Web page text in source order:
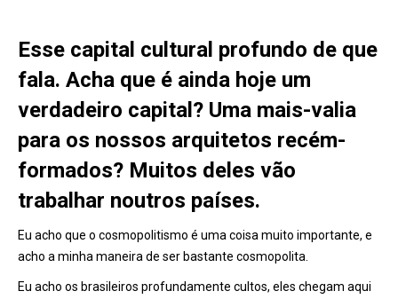
Esse capital cultural profundo de que
fala. Acha que é ainda hoje um
verdadeiro capital? Uma mais-valia
para os nossos arquitetos recém-
formados? Muitos deles vão
trabalhar noutros países.
Eu acho que o cosmopolitismo é uma coisa muito importante, e
acho a minha maneira de ser bastante cosmopolita.
Eu acho os brasileiros profundamente cultos, eles chegam aqui